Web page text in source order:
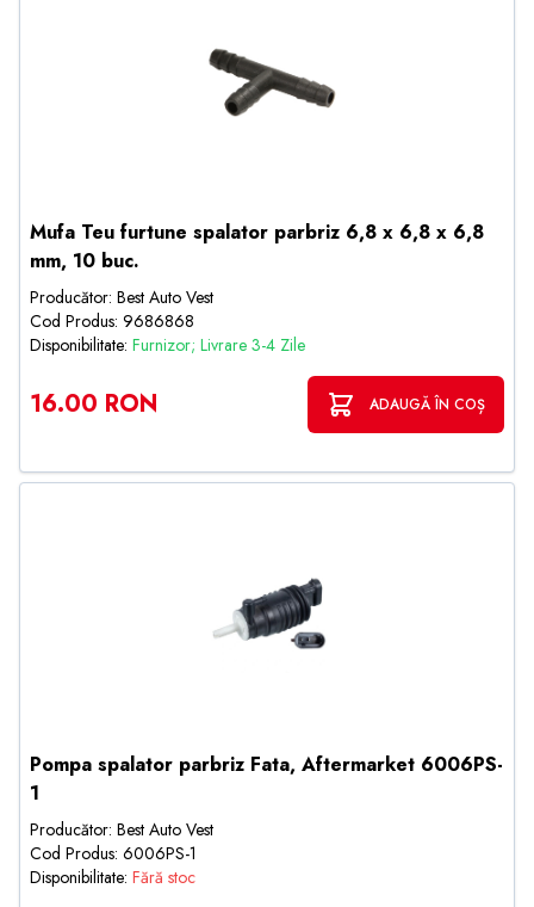
Mufa Teu furtune spalator parbriz 6,8 x 6,8 x 6,8
mm, 10 buc.
Producător: Best Auto Vest
Cod Produs: 9686868
Disponibilitate: Furnizor; Livrare 3-4 Zile
16.00 RON ADAUGĂ ÎN COȘ
Pompa spalator parbriz Fata, Aftermarket 6006PS-
1
Producător: Best Auto Vest
Cod Produs: 6006PS-1
Disponibilitate: Fără stoc